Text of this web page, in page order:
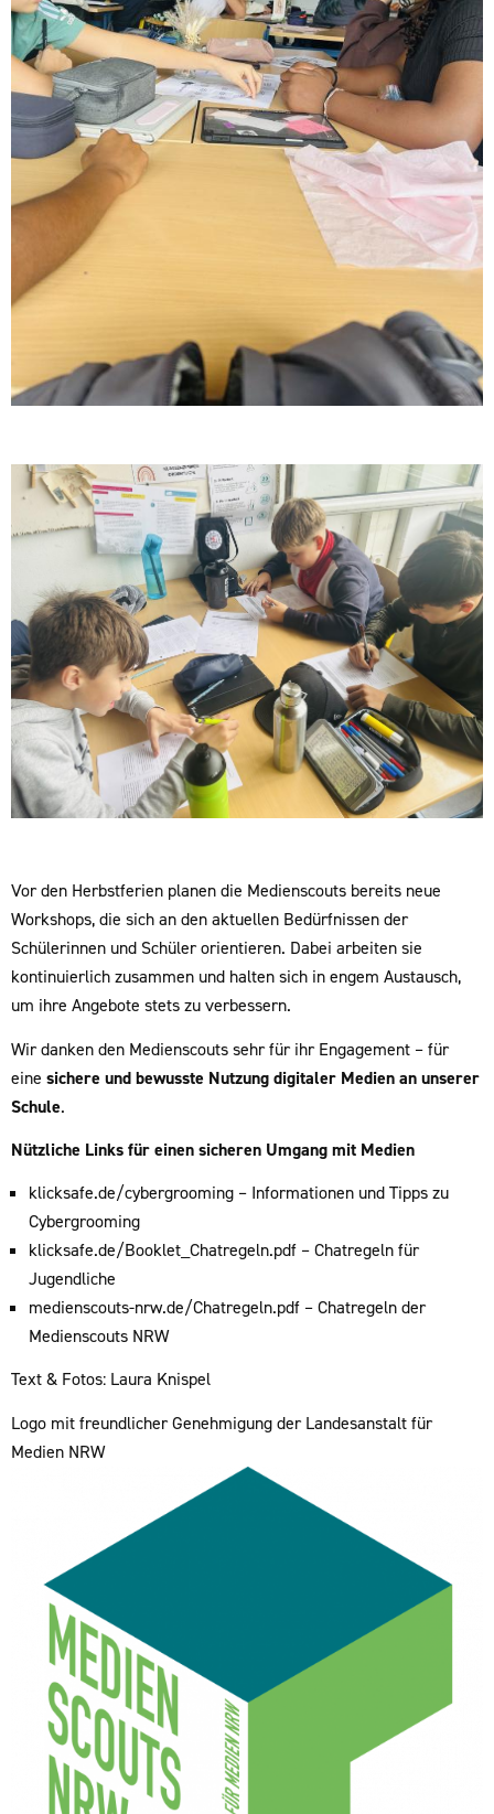
Vor den Herbstferien planen die Medienscouts bereits neue
Workshops, die sich an den aktuellen Bedürfnissen der
Schülerinnen und Schüler orientieren. Dabei arbeiten sie
kontinuierlich zusammen und halten sich in engem Austausch,
um ihre Angebote stets zu verbessern.
Wir danken den Medienscouts sehr für ihr Engagement – für
eine sichere und bewusste Nutzung digitaler Medien an unserer
Schule.
Nützliche Links für einen sicheren Umgang mit Medien
klicksafe.de/cybergrooming – Informationen und Tipps zu
Cybergrooming
klicksafe.de/Booklet_Chatregeln.pdf – Chatregeln für
Jugendliche
medienscouts-nrw.de/Chatregeln.pdf – Chatregeln der
Medienscouts NRW
Text & Fotos: Laura Knispel
Logo mit freundlicher Genehmigung der Landesanstalt für
Medien NRW